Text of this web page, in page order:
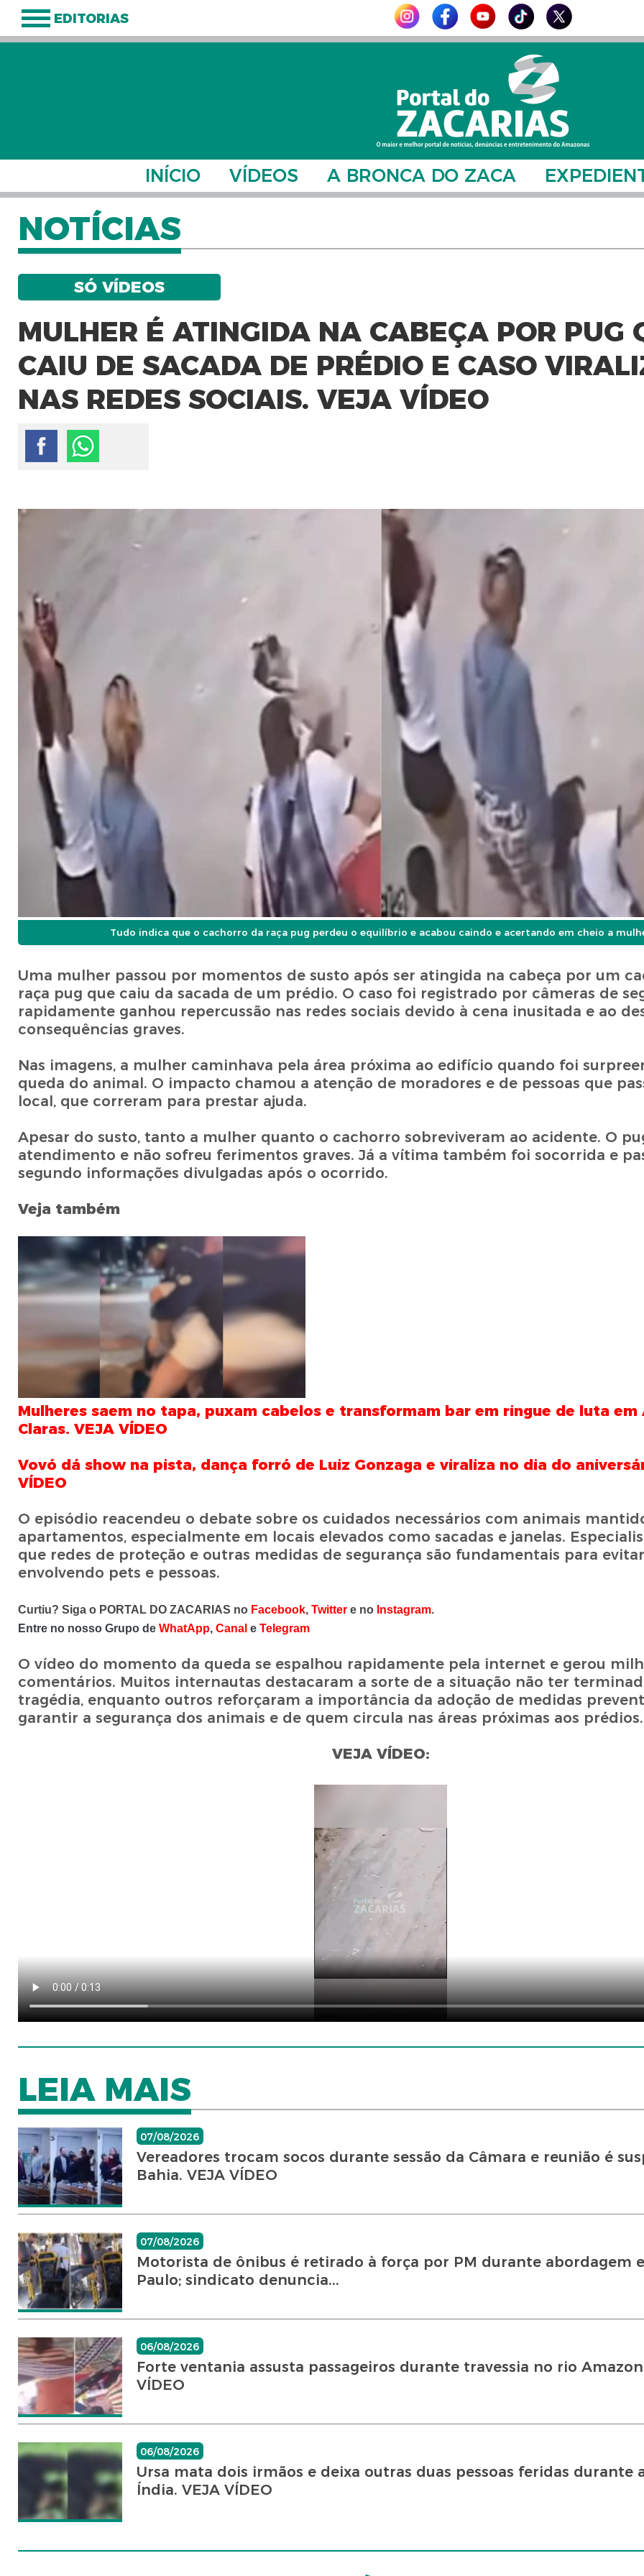
EDITORIAS
INÍCIO VÍDEOS A BRONCA DO ZACA
NOTÍCIAS
SÓ VÍDEOS
MULHER É ATINGIDA NA CABEÇA POR PUG
CAIU DE SACADA DE PRÉDIO E CASO
NAS REDES SOCIAIS. VEJA VÍDEO
Tudo indica que o cachorro da raça pug perdeu o equilíbrio e acabou caindo e acertando em cheio a
Uma mulher passou por momentos de susto após ser atingida na cabeça por um
raça pug que caiu da sacada de um prédio. O caso foi registrado por câmeras de
rapidamente ganhou repercussão nas redes sociais devido à cena inusitada e ao
consequências graves.
Nas imagens, a mulher caminhava pela área próxima ao edifício quando foi
queda do animal. O impacto chamou a atenção de moradores e de pessoas que
local, que correram para prestar ajuda.
Apesar do susto, tanto a mulher quanto o cachorro sobreviveram ao acidente. O
atendimento e não sofreu ferimentos graves. Já a vítima também foi socorrida e
segundo informações divulgadas após o ocorrido.
Veja também
Mulheres saem no tapa, puxam cabelos e transformam bar em ringue de luta em
Claras. VEJA VÍDEO
Vovó dá show na pista, dança forró de Luiz Gonzaga e viraliza no dia do
VÍDEO
O episódio reacendeu o debate sobre os cuidados necessários com animais
apartamentos, especialmente em locais elevados como sacadas e janelas.
que redes de proteção e outras medidas de segurança são fundamentais para
envolvendo pets e pessoas.
Curtiu? Siga o PORTAL DO ZACARIAS no Facebook, Twittere no Instagram.
Entre no nosso Grupo de WhatApp, Canal e Telegram
O vídeo do momento da queda se espalhou rapidamente pela internet e gerou
comentários. Muitos internautas destacaram a sorte de a situação não ter
tragédia, enquanto outros reforçaram a importância da adoção de medidas
garantir a segurança dos animais e de quem circula nas áreas próximas aos
VEJA VÍDEO:
LEIA MAIS
07/08/2026
Vereadores trocam socos durante sessão da Câmara e reunião é
Bahia. VEJA VÍDEO
07/08/2026
Motorista de ônibus é retirado à força por PM durante abordagem
Paulo; sindicato denuncia...
06/08/2026
Forte ventania assusta passageiros durante travessia no rio
VÍDEO
06/08/2026
Ursa mata dois irmãos e deixa outras duas pessoas feridas durante
Índia. VEJA VÍDEO